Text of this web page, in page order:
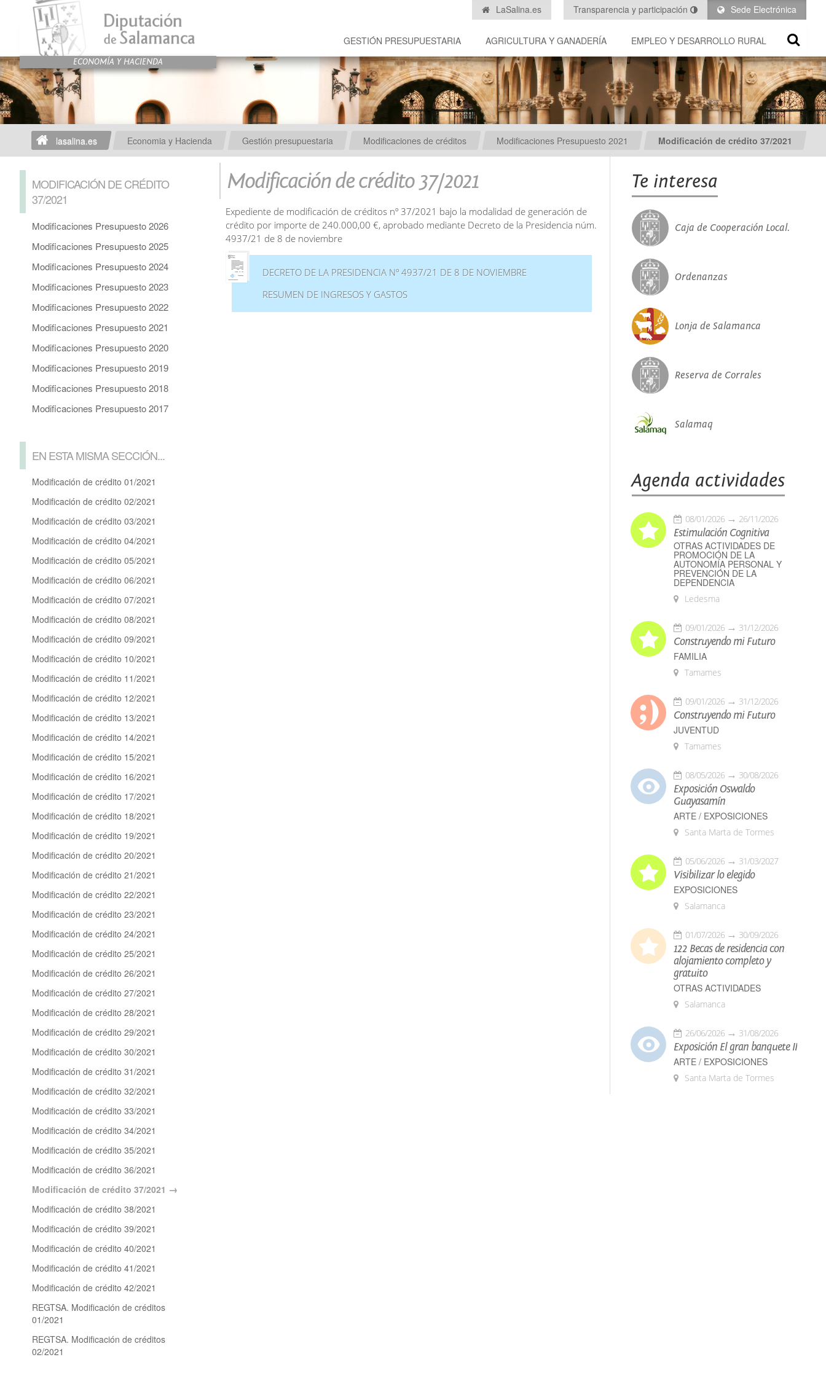
Sede Electrónica
Transparencia y participación
LaSalina.es
GESTIÓN PRESUPUESTARIA AGRICULTURA Y GANADERÍA EMPLEO Y DESARROLLO RURAL
lasalina.es Economia y Hacienda Gestión presupuestaria Modificaciones de créditos Modificaciones Presupuesto 2021 Modificación de crédito 37/2021
MODIFICACIÓN DE CRÉDITO
37/2021
Modificaciones Presupuesto 2026
Modificaciones Presupuesto 2025
Modificaciones Presupuesto 2024
Modificaciones Presupuesto 2023
Modificaciones Presupuesto 2022
Modificaciones Presupuesto 2021
Modificaciones Presupuesto 2020
Modificaciones Presupuesto 2019
Modificaciones Presupuesto 2018
Modificaciones Presupuesto 2017
EN ESTA MISMA SECCIÓN...
Modificación de crédito 01/2021
Modificación de crédito 02/2021
Modificación de crédito 03/2021
Modificación de crédito 04/2021
Modificación de crédito 05/2021
Modificación de crédito 06/2021
Modificación de crédito 07/2021
Modificación de crédito 08/2021
Modificación de crédito 09/2021
Modificación de crédito 10/2021
Modificación de crédito 11/2021
Modificación de crédito 12/2021
Modificación de crédito 13/2021
Modificación de crédito 14/2021
Modificación de crédito 15/2021
Modificación de crédito 16/2021
Modificación de crédito 17/2021
Modificación de crédito 18/2021
Modificación de crédito 19/2021
Modificación de crédito 20/2021
Modificación de crédito 21/2021
Modificación de crédito 22/2021
Modificación de crédito 23/2021
Modificación de crédito 24/2021
Modificación de crédito 25/2021
Modificación de crédito 26/2021
Modificación de crédito 27/2021
Modificación de crédito 28/2021
Modificación de crédito 29/2021
Modificación de crédito 30/2021
Modificación de crédito 31/2021
Modificación de crédito 32/2021
Modificación de crédito 33/2021
Modificación de crédito 34/2021
Modificación de crédito 35/2021
Modificación de crédito 36/2021
Modificación de crédito 37/2021
Modificación de crédito 38/2021
Modificación de crédito 39/2021
Modificación de crédito 40/2021
Modificación de crédito 41/2021
Modificación de crédito 42/2021
REGTSA. Modificación de créditos
01/2021
REGTSA. Modificación de créditos
02/2021
Modificación de crédito 37/2021
Expediente de modificación de créditos nº 37/2021 bajo la modalidad de generación de
crédito por importe de 240.000,00 €, aprobado mediante Decreto de la Presidencia núm.
4937/21 de 8 de noviembre
DECRETO DE LA PRESIDENCIA Nº 4937/21 DE 8 DE NOVIEMBRE
RESUMEN DE INGRESOS Y GASTOS
Te interesa
Caja de Cooperación Local.
Ordenanzas
Lonja de Salamanca
Reserva de Corrales
Salamaq
Agenda actividades
08/01/2026 26/11/2026
Estimulación Cognitiva
OTRAS ACTIVIDADES DE
PROMOCIÓN DE LA
AUTONOMÍA PERSONAL Y
PREVENCIÓN DE LA
DEPENDENCIA
Ledesma
09/01/2026 31/12/2026
Construyendo mi Futuro
FAMILIA
Tamames
09/01/2026 31/12/2026
Construyendo mi Futuro
JUVENTUD
Tamames
08/05/2026 30/08/2026
Exposición Oswaldo
Guayasamín
ARTE / EXPOSICIONES
Santa Marta de Tormes
05/06/2026 31/03/2027
Visibilizar lo elegido
EXPOSICIONES
Salamanca
01/07/2026 30/09/2026
122 Becas de residencia con
alojamiento completo y
gratuito
OTRAS ACTIVIDADES
Salamanca
26/06/2026 31/08/2026
Exposición El gran banquete II
ARTE / EXPOSICIONES
Santa Marta de Tormes